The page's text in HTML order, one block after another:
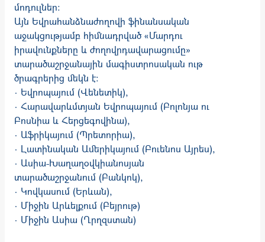
մոդուլներ:
Այն Եվրահանձնաժողովի ֆինանսական
աջակցությամբ հիմնադրված «Մարդու
իրավունքները և ժողովրդավարացումը»
տարածաշրջանային մագիստրոսական ութ
ծրագրերից մեկն է:
· Եվրոպայում (Վենետիկ),
· Հարավարևմտյան Եվրոպայում (Բոլոնյա ու
Բոսնիա և Հերցեգովինա),
· Աֆրիկայում (Պրետորիա),
· Լատինական Ամերիկայում (Բուենոս Այրես),
· Ասիա-Խաղաղօվկիանոսյան
տարածաշրջանում (Բանկոկ),
· Կովկասում (Երևան),
· Միջին Արևելքում (Բեյրութ)
· Միջին Ասիա (Ղրղզստան)